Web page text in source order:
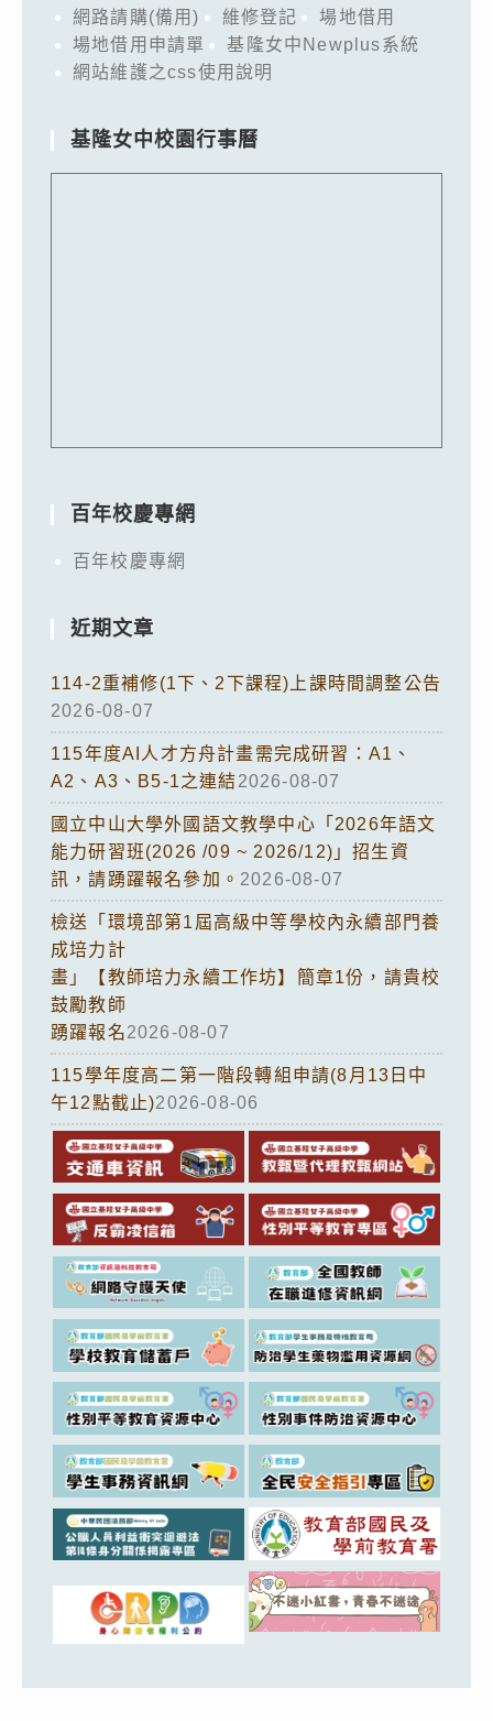
網路請購(備用)
維修登記
場地借用
場地借用申請單
基隆女中Newplus系統
網站維護之css使用說明
基隆女中校園行事曆
百年校慶專網
百年校慶專網
近期文章
114-2重補修(1下、2下課程)上課時間調整公告
2026-08-07
115年度AI人才方舟計畫需完成研習：A1、
A2、A3、B5-1之連結2026-08-07
國立中山大學外國語文教學中心「2026年語文
能力研習班(2026 /09 ~ 2026/12)」招生資
訊，請踴躍報名參加。 2026-08-07
檢送「環境部第1屆高級中等學校內永續部門養
成培力計
畫」【教師培力永續工作坊】簡章1份，請貴校
鼓勵教師
踴躍報名2026-08-07
115學年度高二第一階段轉組申請(8月13日中
午12點截止)2026-08-06